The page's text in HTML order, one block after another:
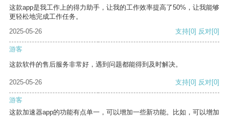
这款app是我工作上的得力助手，让我的工作效率提高了50%，让我能够
更轻松地完成工作任务。
2025-05-26
支持[0] 反对[0]
游客
这款软件的售后服务非常好，遇到问题都能得到及时解决。
2025-05-26 支持[0] 反对[0]
游客
这款加速器app的功能有点单一，可以增加一些新功能。比如，可以增加